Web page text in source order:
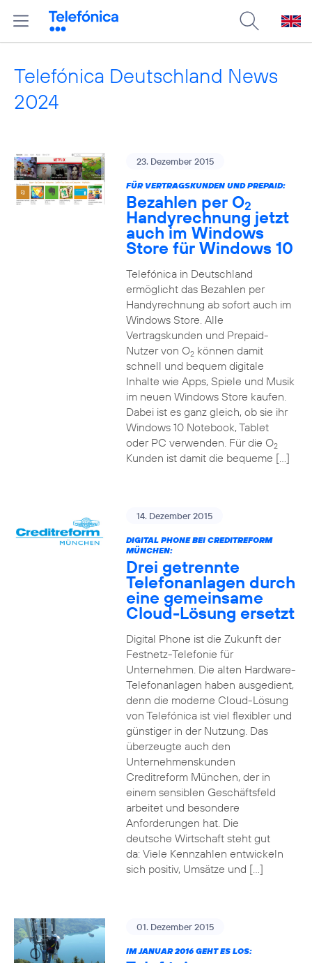
Telefónica Deutschland News
2024
23. Dezember 2015
FÜR VERTRAGSKUNDEN UND PREPAID:
Bezahlen per O2
Handyrechnung jetzt
auch im Windows
Store für Windows 10
Telefónica in Deutschland
ermöglicht das Bezahlen per
Handyrechnung ab sofort auch im
Windows Store. Alle
Vertragskunden und Prepaid-
Nutzer von O2können damit
schnell und bequem digitale
Inhalte wie Apps, Spiele und Musik
im neuen Windows Store kaufen.
Dabei ist es ganz gleich, ob sie ihr
Windows 10 Notebook, Tablet
oder PC verwenden. Für die O2
Kunden ist damit die bequeme […]
14. Dezember 2015
DIGITAL PHONE BEI CREDITREFORM
MÜNCHEN:
Drei getrennte
Telefonanlagen durch
eine gemeinsame
Cloud-Lösung ersetzt
Digital Phone ist die Zukunft der
Festnetz-Telefonie für
Unternehmen. Die alten Hardware-
Telefonanlagen haben ausgedient,
denn die moderne Cloud-Lösung
von Telefónica ist viel flexibler und
günstiger in der Nutzung. Das
überzeugte auch den
Unternehmenskunden
Creditreform München, der in
einem sensiblen Geschäftsfeld
arbeitet und besondere
Anforderungen hat. Die
deutsche Wirtschaft steht gut
da: Viele Kennzahlen entwickeln
sich positiv, Umsätze und […]
01. Dezember 2015
IM JANUAR 2016 GEHT ES LOS: